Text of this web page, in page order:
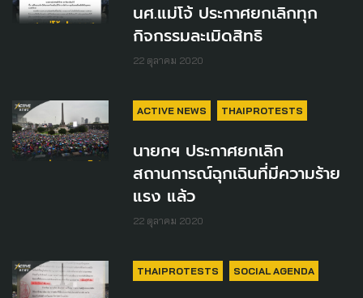
นศ.แม่โจ้ ประกาศยกเลิกทุก
กิจกรรมละเมิดสิทธิ
22 ตุลาคม 2020
ACTIVE NEWS THAIPROTESTS
นายกฯ ประกาศยกเลิก
สถานการณ์ฉุกเฉินที่มีความร้าย
แรง แล้ว
22 ตุลาคม 2020
THAIPROTESTS SOCIAL AGENDA